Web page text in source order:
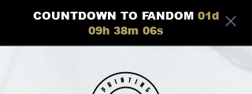
COUNTDOWN TO FANDOM 01d
09h 38m 05s